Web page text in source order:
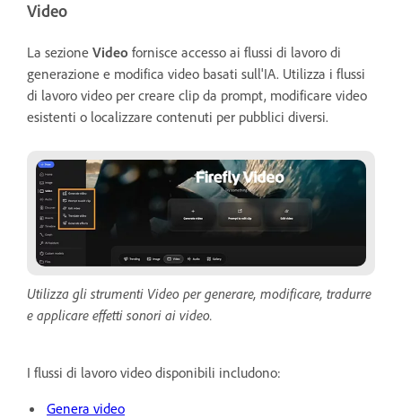
Video
La sezione Video fornisce accesso ai flussi di lavoro di
generazione e modifica video basati sull'IA. Utilizza i flussi
di lavoro video per creare clip da prompt, modificare video
esistenti o localizzare contenuti per pubblici diversi.
Utilizza gli strumenti Video per generare, modificare, tradurre
e applicare effetti sonori ai video.
I flussi di lavoro video disponibili includono:
Genera video